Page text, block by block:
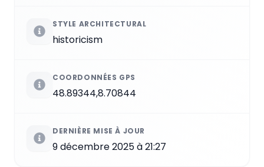
STYLE ARCHITECTURAL
historicism
COORDONNÉES GPS
48.89344,8.70844
DERNIÈRE MISE À JOUR
9 décembre 2025 à 21:27